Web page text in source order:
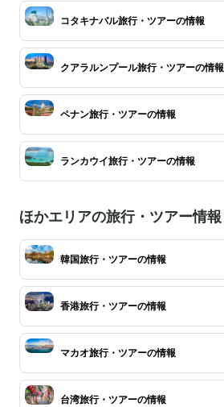
コタキナバル旅行・ツアーの情報
クアラルンプール旅行・ツアーの情報
ペナン旅行・ツアーの情報
ランカウイ旅行・ツアーの情報
ほかエリアの旅行・ツアー情報
韓国旅行・ツアーの情報
香港旅行・ツアーの情報
マカオ旅行・ツアーの情報
台湾旅行・ツアーの情報